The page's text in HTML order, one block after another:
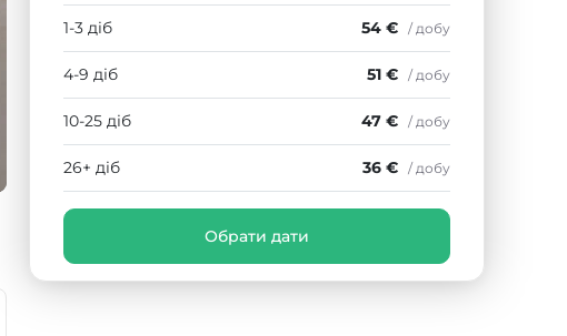
1-3 діб 54 € / добу
4-9 діб 51 € / добу
10-25 діб 47 € / добу
26+ діб 36 € / добу
Обрати дати